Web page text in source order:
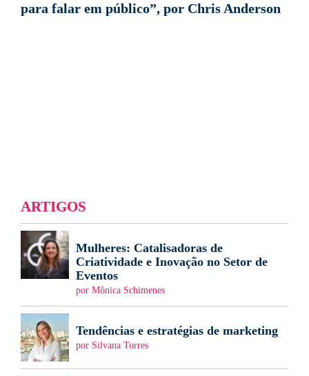
para falar em público”, por Chris Anderson
ARTIGOS
Mulheres: Catalisadoras de
Criatividade e Inovação no Setor de
Eventos
por Mônica Schimenes
Tendências e estratégias de marketing
por Silvana Torres